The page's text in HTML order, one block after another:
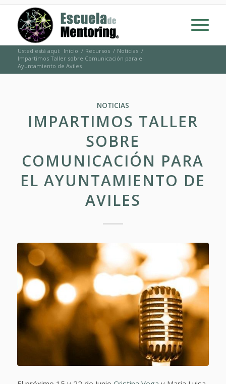
Usted está aquí: Inicio / Recursos / Noticias /
Impartimos Taller sobre Comunicación para el
Ayuntamiento de Aviles
NOTICIAS
IMPARTIMOS TALLER
SOBRE
COMUNICACIÓN PARA
EL AYUNTAMIENTO DE
AVILES